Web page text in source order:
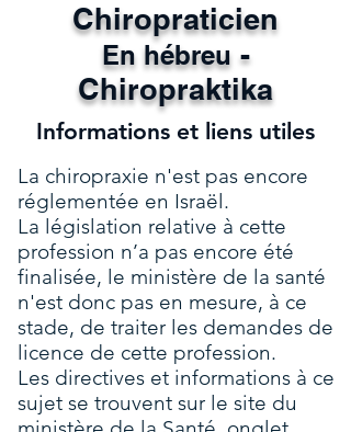
Chiropraticien
En hébreu-
Chiropraktika
Informations et liens utiles
La chiropraxie n'est pas encore
réglementée en Israël.
La législation relative à cette
profession n’a pas encore été
finalisée, le ministère de la santé
n'est donc pas en mesure, à ce
stade, de traiter les demandes de
licence de cette profession.
Les directives et informations à ce
sujet se trouvent sur le site du